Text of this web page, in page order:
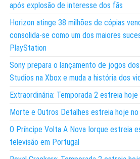
após explosão de interesse dos fãs
Horizon atinge 38 milhões de cópias
consolida-se como um dos maiores
PlayStation
Sony prepara o lançamento de jogos
Studios na Xbox e muda a história dos
Extraordinária: Temporada 2 estreia hoje
Morte e Outros Detalhes estreia hoje no
O Príncipe Volta A Nova Iorque estreia
televisão em Portugal